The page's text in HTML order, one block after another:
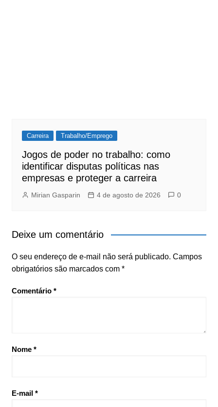
Carreira Trabalho/Emprego
Jogos de poder no trabalho: como
identificar disputas políticas nas
empresas e proteger a carreira
Mirian Gasparin 4 de agosto de 2026 0
Deixe um comentário
O seu endereço de e-mail não será publicado. Campos
obrigatórios são marcados com *
Comentário *
Nome *
E-mail *